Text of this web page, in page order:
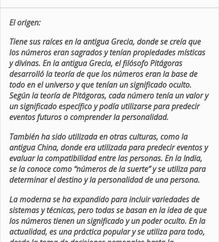
El origen:
Tiene sus raíces en la antigua Grecia, donde se creía que
los números eran sagrados y tenían propiedades místicas
y divinas. En la antigua Grecia, el filósofo Pitágoras
desarrolló la teoría de que los números eran la base de
todo en el universo y que tenían un significado oculto.
Según la teoría de Pitágoras, cada número tenía un valor y
un significado específico y podía utilizarse para predecir
eventos futuros o comprender la personalidad.
También ha sido utilizada en otras culturas, como la
antigua China, donde era utilizada para predecir eventos y
evaluar la compatibilidad entre las personas. En la India,
se la conoce como “números de la suerte” y se utiliza para
determinar el destino y la personalidad de una persona.
La moderna se ha expandido para incluir variedades de
sistemas y técnicas, pero todas se basan en la idea de que
los números tienen un significado y un poder oculto. En la
actualidad, es una práctica popular y se utiliza para todo,